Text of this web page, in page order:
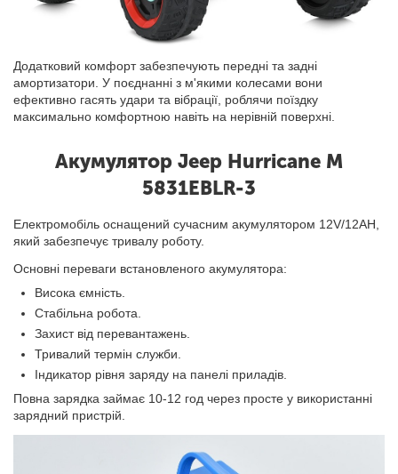
Додатковий комфорт забезпечують передні та задні
амортизатори. У поєднанні з м'якими колесами вони
ефективно гасять удари та вібрації, роблячи поїздку
максимально комфортною навіть на нерівній поверхні.
Акумулятор Jeep Hurricane M
5831EBLR-3
Електромобіль оснащений сучасним акумулятором 12V/12AH,
який забезпечує тривалу роботу.
Основні переваги встановленого акумулятора:
Висока ємність.
Стабільна робота.
Захист від перевантажень.
Тривалий термін служби.
Індикатор рівня заряду на панелі приладів.
Повна зарядка займає 10-12 год через просте у використанні
зарядний пристрій.